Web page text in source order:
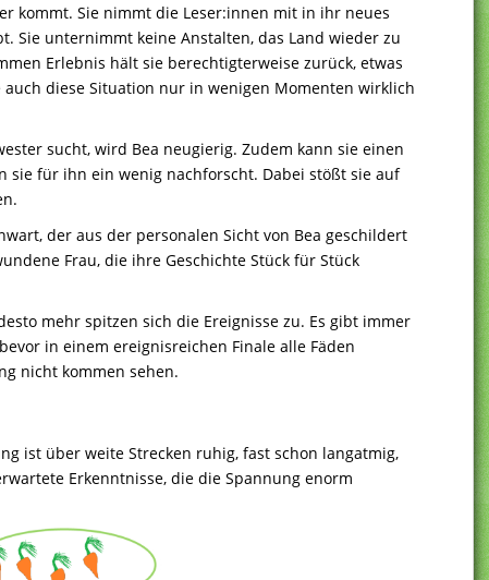
kommt. Sie nimmt die Leser:innen mit in ihr neues
Sie unternimmt keine Anstalten, das Land wieder zu
Erlebnis hält sie berechtigterweise zurück, etwas
diese Situation nur in wenigen Momenten wirklich
sucht, wird Bea neugierig. Zudem kann sie einen
sie für ihn ein wenig nachforscht. Dabei stößt sie auf
der aus der personalen Sicht von Bea geschildert
Frau, die ihre Geschichte Stück für Stück
mehr spitzen sich die Ereignisse zu. Es gibt immer
in einem ereignisreichen Finale alle Fäden
nicht kommen sehen.
ist über weite Strecken ruhig, fast schon langatmig,
Erkenntnisse, die die Spannung enorm